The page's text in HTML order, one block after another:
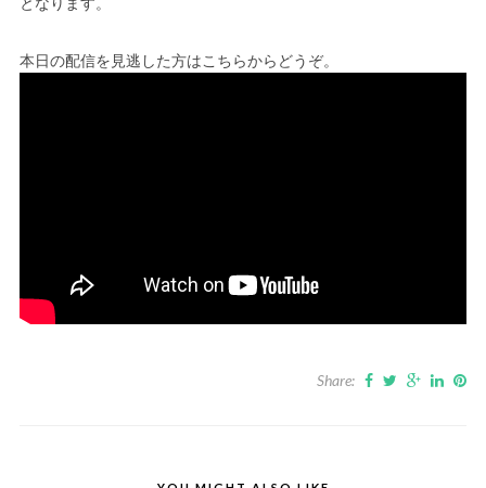
本日の配信を見逃した方はこちらからどうぞ。
Share: